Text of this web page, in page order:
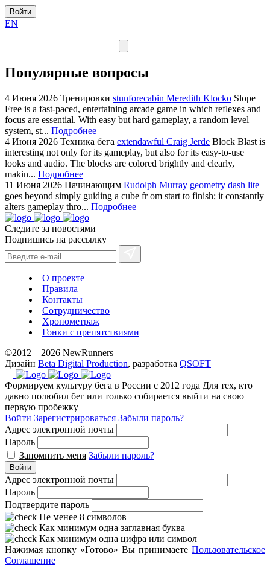
Войти
EN
Популярные вопросы
4 Июня 2026 Тренировки stunforecabin Meredith Klocko Slope
Free is a fast-paced, entertaining arcade game in which reflexes and
focus are essential. With easy but hard gameplay, a random level
system, st... Подробнее
4 Июня 2026 Техника бега extendawful Craig Jerde Block Blast is
interesting not only for its gameplay, but also for its easy-to-use
looks and audio. The blocks are colored brightly and clearly,
makin... Подробнее
11 Июня 2026 Начинающим Rudolph Murray geometry dash lite
goes beyond simply guiding a cube fr om start to finish; it constantly
alters gameplay thro... Подробнее
Следите за новостями
Подпишись на рассылку
О проекте
Правила
Контакты
Сотрудничество
Хронометраж
Гонки с препятствиями
©2012—2026 NewRunners
Дизайн Beta Digital Production, разработка QSOFT
Формируем культуру бега в России с 2012 года Для тех, кто
давно полюбил бег или только собирается выйти на свою
первую пробежку
Войти Зарегистрироваться Забыли пароль?
Адрес электронной почты
Пароль
Запомнить меня Забыли пароль?
Войти
Адрес электронной почты
Пароль
Подтвердите пароль
Не менее 8 символов
Как минимум одна заглавная буква
Как минимум одна цифра или символ
Нажимая кнопку «Готово» Вы принимаете Пользовательское
Соглашение